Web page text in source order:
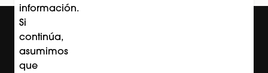
información.
Si
continúa,
asumimos
que